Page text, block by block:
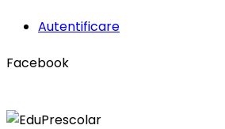
Autentificare
Facebook